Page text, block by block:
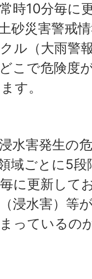
時10分毎に
砂災害警戒
ル（大雨警
こで危険度
す。
水害発生の
域ごとに5
に更新して
浸水害）等
っているの